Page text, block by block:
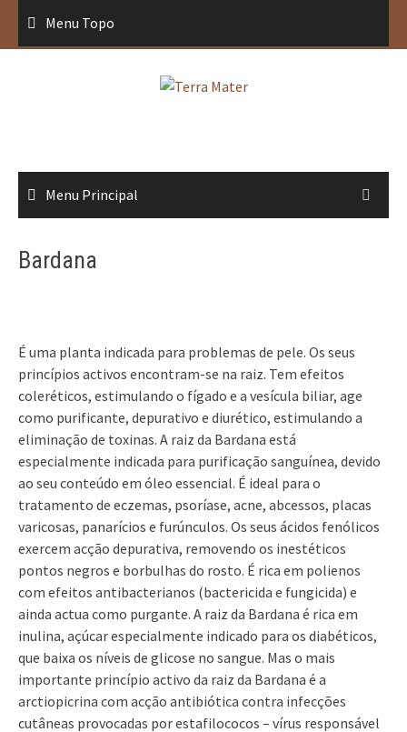
conteúdo
Menu Topo
Menu Principal
Bardana
É uma planta indicada para problemas de pele. Os seus
princípios activos encontram-se na raiz. Tem efeitos
coleréticos, estimulando o fígado e a vesícula biliar, age
como purificante, depurativo e diurético, estimulando a
eliminação de toxinas. A raiz da Bardana está
especialmente indicada para purificação sanguínea, devido
ao seu conteúdo em óleo essencial. É ideal para o
tratamento de eczemas, psoríase, acne, abcessos, placas
varicosas, panarícios e furúnculos. Os seus ácidos fenólicos
exercem acção depurativa, removendo os inestéticos
pontos negros e borbulhas do rosto. É rica em polienos
com efeitos antibacterianos (bactericida e fungicida) e
ainda actua como purgante. A raiz da Bardana é rica em
inulina, açúcar especialmente indicado para os diabéticos,
que baixa os níveis de glicose no sangue. Mas o mais
importante princípio activo da raiz da Bardana é a
arctiopicrina com acção antibiótica contra infecções
cutâneas provocadas por estafilococos – vírus responsável